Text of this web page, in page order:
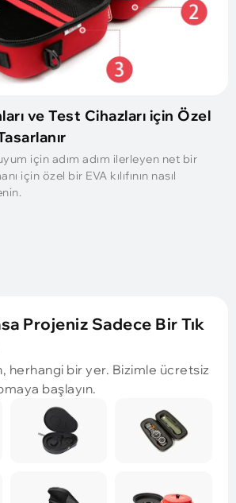
ve Test Cihazları için Özel
için adım adım ilerleyen net bir
için özel bir EVA kılıfının nasıl
Projeniz Sadece Bir Tık
herhangi bir yer. Bizimle ücretsiz
başlayın.